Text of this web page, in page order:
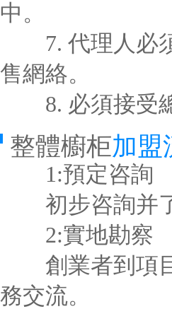
中。
7. 代理人必須
售網絡。
8. 必須接受總
整體櫥柜加盟
1:預定咨詢
初步咨詢并了
2:實地勘察
創業者到項目
務交流。